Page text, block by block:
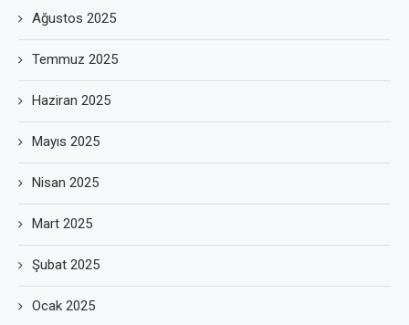
Ağustos 2025
Temmuz 2025
Haziran 2025
Mayıs 2025
Nisan 2025
Mart 2025
Şubat 2025
Ocak 2025